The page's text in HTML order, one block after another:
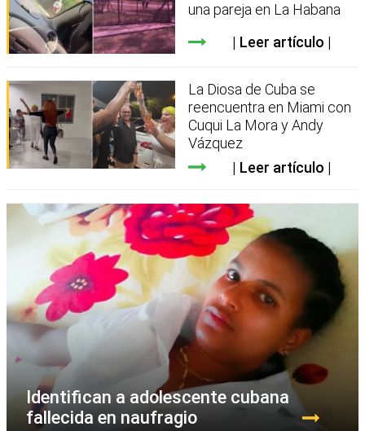
una pareja en La Habana
Leer artículo
La Diosa de Cuba se
reencuentra en Miami con
Cuqui La Mora y Andy
Vázquez
Leer artículo
Identifican a adolescente cubana
fallecida en naufragio